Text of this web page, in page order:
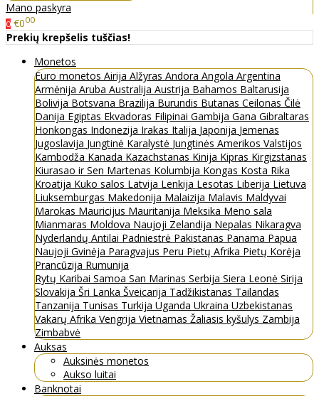
Mano paskyra
0 €000
Prekių krepšelis tuščias!
Monetos
Euro monetos Airija Alžyras Andora Angola Argentina
Armėnija Aruba Australija Austrija Bahamos Baltarusija
Bolivija Botsvana Brazilija Burundis Butanas Ceilonas Čilė
Danija Egiptas Ekvadoras Filipinai Gambija Gana Gibraltaras
Honkongas Indonezija Irakas Italija Japonija Jemenas
Jugoslavija Jungtinė Karalystė Jungtinės Amerikos Valstijos
Kambodža Kanada Kazachstanas Kinija Kipras Kirgizstanas
Kiurasao ir Sen Martenas Kolumbija Kongas Kosta Rika
Kroatija Kuko salos Latvija Lenkija Lesotas Liberija Lietuva
Liuksemburgas Makedonija Malaizija Malavis Maldyvai
Marokas Mauricijus Mauritanija Meksika Meno sala
Mianmaras Moldova Naujoji Zelandija Nepalas Nikaragva
Nyderlandų Antilai Padniestrė Pakistanas Panama Papua
Naujoji Gvinėja Paragvajus Peru Pietų Afrika Pietų Korėja
Prancūzija Rumunija
Rytų Karibai Samoa San Marinas Serbija Siera Leonė Sirija
Slovakija Šri Lanka Šveicarija Tadžikistanas Tailandas
Tanzanija Tunisas Turkija Uganda Ukraina Uzbekistanas
Vakarų Afrika Vengrija Vietnamas Žaliasis kyšulys Zambija
Zimbabvė
Auksas
Auksinės monetos
Aukso luitai
Banknotai